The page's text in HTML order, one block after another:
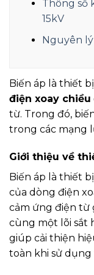
Thông số
15kV
Nguyên
Biến áp là thiết
điện xoay chiều
từ. Trong đó,
trong các mạng
Giới thiệu về
Biến áp là thiết
của dòng điện
cảm ứng điện từ
cùng một lõi sắt
giúp cải thiện
toàn khi sử